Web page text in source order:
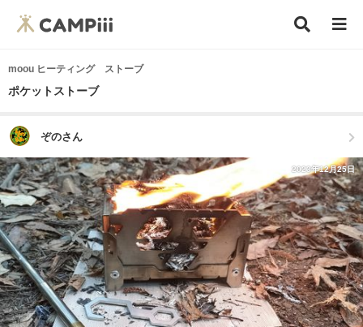
moou ヒーティング ストーブ
ポケットストーブ
ぞのさん
2023年12月25日